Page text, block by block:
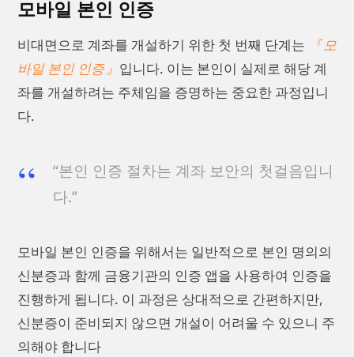
모바일 본인 인증
비대면으로 계좌를 개설하기 위한 첫 번째 단계는
모
바일 본인 인증
입니다. 이는 본인이 실제로 해당 계
좌를 개설하려는 주체임을 증명하는 중요한 과정입니
다.
“본인 인증 절차는 계좌 보안의 첫걸음입니
다.”
모바일 본인 인증을 위해서는 일반적으로 본인 명의의
신분증과 함께 금융기관의 인증 앱을 사용하여 인증을
진행하게 됩니다. 이 과정은 상대적으로 간편하지만,
신분증이 준비되지 않으면 개설이 어려울 수 있으니 주
의해야 합니다